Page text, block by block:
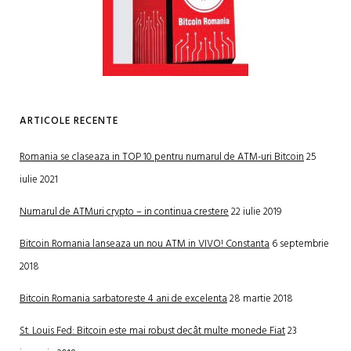
ARTICOLE RECENTE
Romania se claseaza in TOP 10 pentru numarul de ATM-uri Bitcoin25
iulie 2021
Numarul de ATMuri crypto – in continua crestere22 iulie 2019
Bitcoin Romania lanseaza un nou ATM in VIVO! Constanta6 septembrie
2018
Bitcoin Romania sarbatoreste 4 ani de excelenta28 martie 2018
St. Louis Fed: Bitcoin este mai robust decât multe monede Fiat23